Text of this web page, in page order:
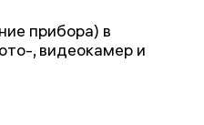
прибора) в
, видеокамер и